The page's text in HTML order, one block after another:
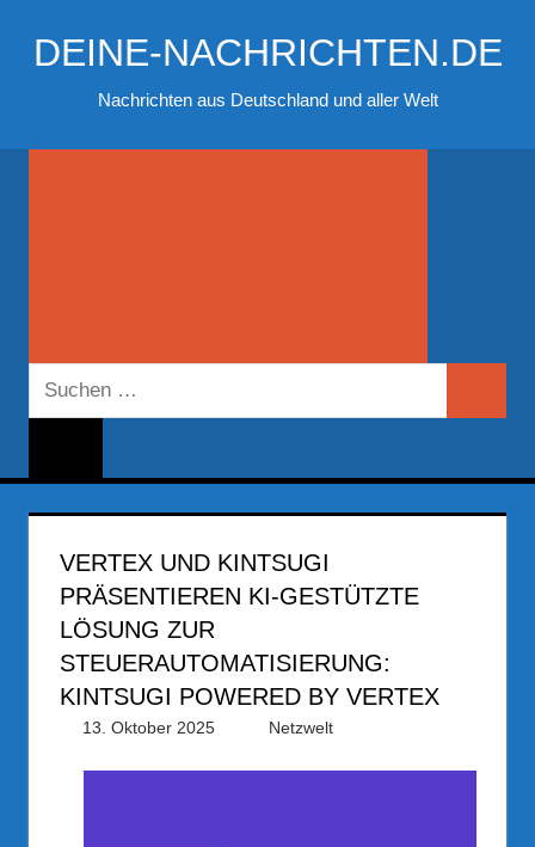
InhaltDEINE-NACHRICHTEN.DE
Nachrichten aus Deutschland und aller Welt
Suchen
nach:
VERTEX UND KINTSUGI
PRÄSENTIEREN KI-GESTÜTZTE
LÖSUNG ZUR
STEUERAUTOMATISIERUNG:
KINTSUGI POWERED BY VERTEX
13. Oktober 2025 PRGateway
Netzwelt